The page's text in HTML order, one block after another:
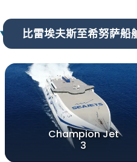
比雷埃夫斯至希努萨船
Champion Jet
3